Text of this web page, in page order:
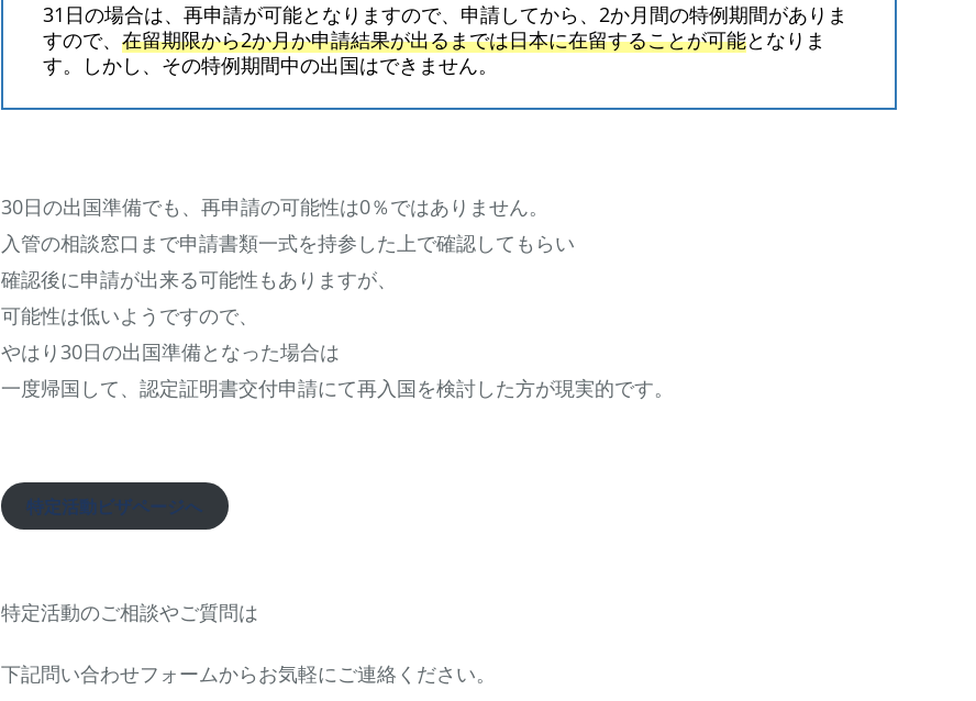
31日の場合は、再申請が可能となりますので、申請してから、2か月間の特例期間がありま
すので、 在留期限から2か月か申請結果が出るまでは日本に在留することが可能となりま
す。しかし、その特例期間中の出国はできません。
30日の出国準備でも、再申請の可能性は0％ではありません。
入管の相談窓口まで申請書類一式を持参した上で確認してもらい
確認後に申請が出来る可能性もありますが、
可能性は低いようですので、
やはり30日の出国準備となった場合は
一度帰国して、認定証明書交付申請にて再入国を検討した方が現実的です。
特定活動ビザページへ
特定活動のご相談やご質問は
下記問い合わせフォームからお気軽にご連絡ください。